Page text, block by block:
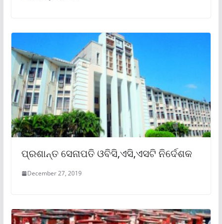
ପ୍ରଶାନ୍ତ ସେନାପତି ଓବିସି,ଏସି,ଏସଟି ନିର୍ଦେଶକ
December 27, 2019